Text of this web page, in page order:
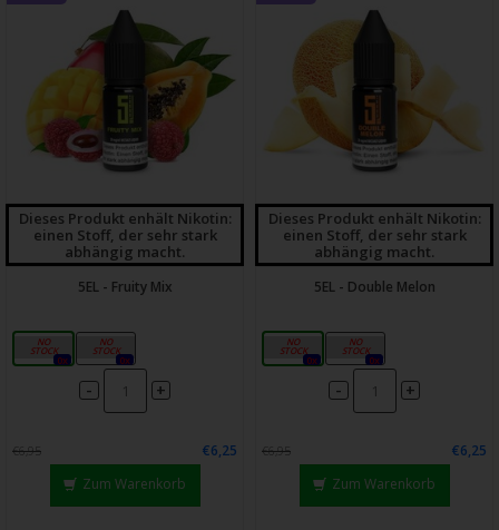
Dieses Produkt enhält Nikotin:
einen Stoff, der sehr stark
abhängig macht.
5EL - Fruity Mix
10mg
0x
20mg
0x
- +
€6,95
€6,25
Zum Warenkorb
Dieses Produkt enhält Nikotin:
einen Stoff, der sehr stark
abhängig macht.
5EL - Double Melon
10mg
0x
20mg
0x
- +
€6,95
€6,25
Zum Warenkorb